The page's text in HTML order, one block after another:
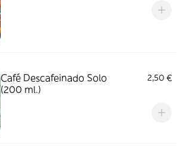
Café Descafeinado Solo
(200 ml.)
2,50 €